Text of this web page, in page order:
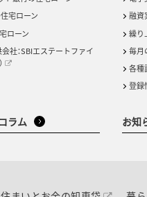
宅ローン
ローン
会社：SBIエステートファイ
融資
繰り
毎月
各種
登録
ラム お知